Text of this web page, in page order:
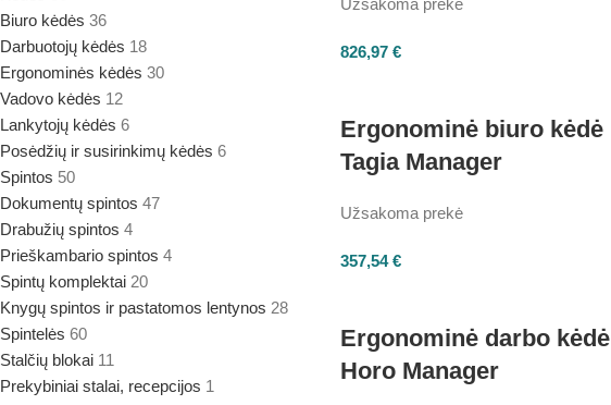
Biuro kėdės 36
Darbuotojų kėdės 18
Ergonominės kėdės 30
Vadovo kėdės 12
Lankytojų kėdės 6
Posėdžių ir susirinkimų kėdės 6
Spintos 50
Dokumentų spintos 47
Drabužių spintos 4
Prieškambario spintos 4
Spintų komplektai 20
Knygų spintos ir pastatomos lentynos 28
Spintelės 60
Stalčių blokai 11
Prekybiniai stalai, recepcijos 1
Užsakoma prekė
826,97 €
Ergonominė biuro kėdė
Tagia Manager
Užsakoma prekė
357,54€
Ergonominė darbo kėdė
Horo Manager